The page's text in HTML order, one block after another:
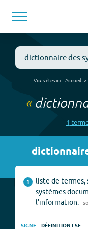
Vous êtes ici : Accueil
«
1
1
liste de termes,
systèmes
l'information.
SIGNE DÉFINITION LSF